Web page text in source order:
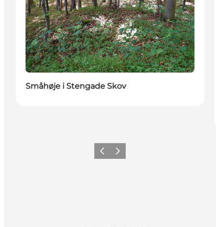
Småhøje i Stengade Skov
ForrigeNæste